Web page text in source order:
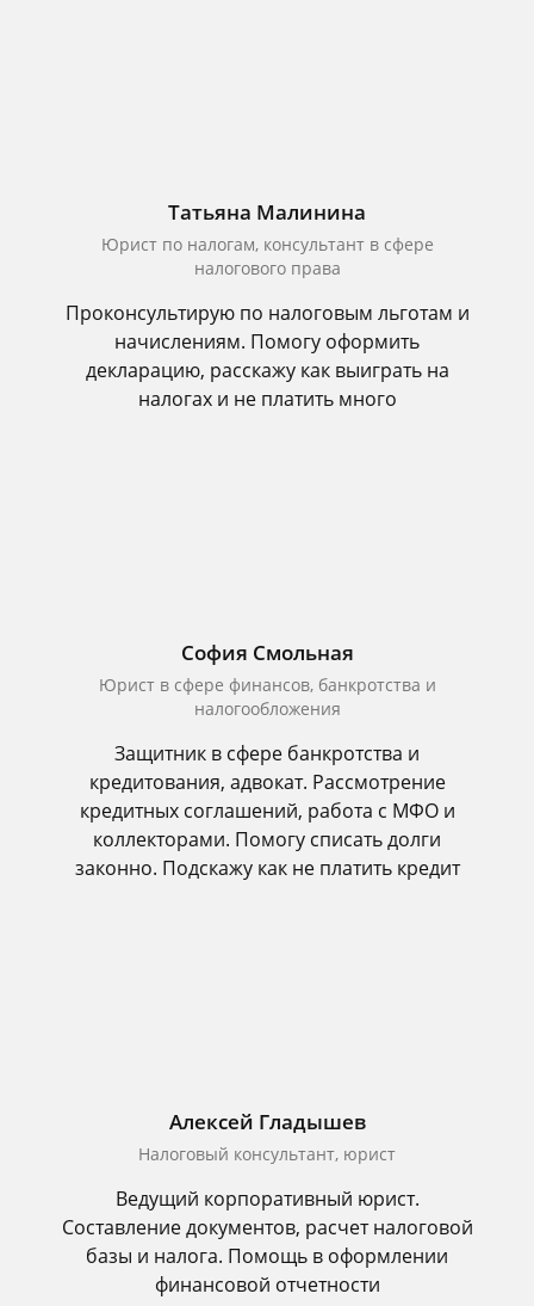
Татьяна Малинина
Юрист по налогам, консультант в сфере
налогового права
Проконсультирую по налоговым льготам и
начислениям. Помогу оформить
декларацию, расскажу как выиграть на
налогах и не платить много
София Смольная
Юрист в сфере финансов, банкротства и
налогообложения
Защитник в сфере банкротства и
кредитования, адвокат. Рассмотрение
кредитных соглашений, работа с МФО и
коллекторами. Помогу списать долги
законно. Подскажу как не платить кредит
Алексей Гладышев
Налоговый консультант, юрист
Ведущий корпоративный юрист.
Составление документов, расчет налоговой
базы и налога. Помощь в оформлении
финансовой отчетности